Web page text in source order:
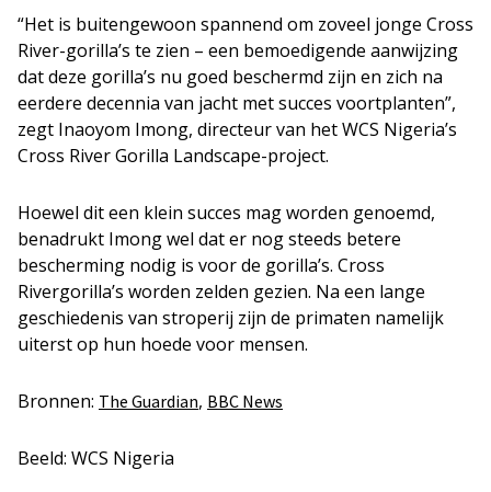
“Het is buitengewoon spannend om zoveel jonge Cross
River-gorilla’s te zien – een bemoedigende aanwijzing
dat deze gorilla’s nu goed beschermd zijn en zich na
eerdere decennia van jacht met succes voortplanten”,
zegt Inaoyom Imong, directeur van het WCS Nigeria’s
Cross River Gorilla Landscape-project.
Hoewel dit een klein succes mag worden genoemd,
benadrukt Imong wel dat er nog steeds betere
bescherming nodig is voor de gorilla’s. Cross
Rivergorilla’s worden zelden gezien. Na een lange
geschiedenis van stroperij zijn de primaten namelijk
uiterst op hun hoede voor mensen.
Bronnen: The Guardian, BBC News
Beeld: WCS Nigeria